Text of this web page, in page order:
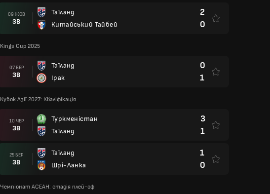
09 ЖОВ
ЗВ
Таїланд
Китайський Тайбей
2
0
Kings Cup 2025
07 ВЕР
ЗВ
Таїланд
Ірак
0
1
Кубок Азії 2027: Кваліфікація
10 ЧЕР
ЗВ
Туркменістан
Таїланд
3
1
25 БЕР
ЗВ
Таїланд
Шрі-Ланка
1
0
Чемпіонат АСЕАН: стадія плей-оф